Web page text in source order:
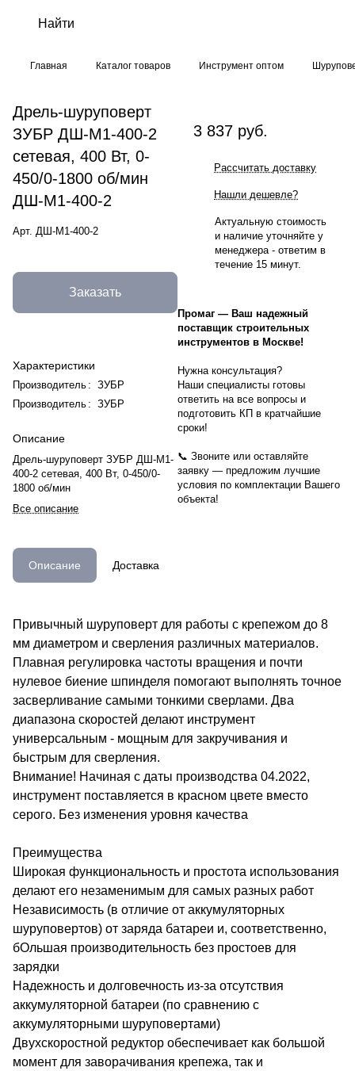
Главная Каталог товаров Инструмент оптом
Дрель-шуруповерт
ЗУБР ДШ-М1-400-2
сетевая, 400 Вт, 0-
450/0-1800 об/мин
ДШ-М1-400-2
Арт. ДШ-М1-400-2
Заказать
Характеристики
Производитель : ЗУБР
Производитель : ЗУБР
Описание
Дрель-шуруповерт ЗУБР ДШ-М1-
400-2 сетевая, 400 Вт, 0-450/0-
1800 об/мин
Все описание
3 837 руб.
Рассчитать доставку
Нашли дешевле?
Актуальную стоимость
и наличие уточняйте у
менеджера - ответим в
течение 15 минут.
Промаг — Ваш надежный
поставщик строительных
инструментов в Москве!
Нужна консультация?
Наши специалисты готовы
ответить на все вопросы и
подготовить КП в кратчайшие
сроки!
📞 Звоните или оставляйте
заявку — предложим лучшие
условия по комплектации Вашего
объекта!
Описание Доставка
Привычный шуруповерт для работы с крепежом до 8
мм диаметром и сверления различных материалов.
Плавная регулировка частоты вращения и почти
нулевое биение шпинделя помогают выполнять точное
засверливание самыми тонкими сверлами. Два
диапазона скоростей делают инструмент
универсальным - мощным для закручивания и
быстрым для сверления.
Внимание! Начиная с даты производства 04.2022,
инструмент поставляется в красном цвете вместо
серого. Без изменения уровня качества
Преимущества
Широкая функциональность и простота использования
делают его незаменимым для самых разных работ
Независимость (в отличие от аккумуляторных
шуруповертов) от заряда батареи и, соответственно,
бОльшая производительность без простоев для
зарядки
Надежность и долговечность из-за отсутствия
аккумуляторной батареи (по сравнению с
аккумуляторными шуруповертами)
Двухскоростной редуктор обеспечивает как большой
момент для заворачивания крепежа, так и